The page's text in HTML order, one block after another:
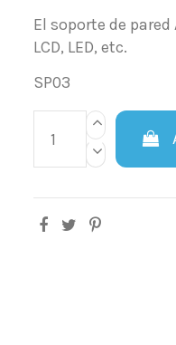
El soporte de
LCD, LED, etc.
SP03